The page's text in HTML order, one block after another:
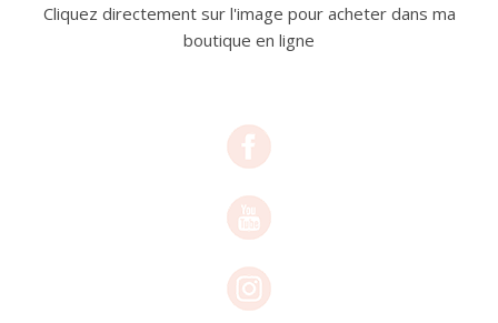
Cliquez directement sur l'image pour acheter dans ma
boutique en ligne